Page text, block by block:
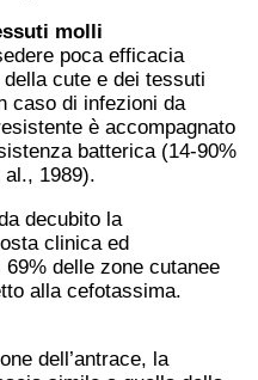
molli
poca efficacia
cute e dei tessuti
caso di infezioni da
è accompagnato
batterica (14-90%
1989).
decubito la
clinica ed
delle zone cutanee
alla cefotassima.
dell’antrace, la